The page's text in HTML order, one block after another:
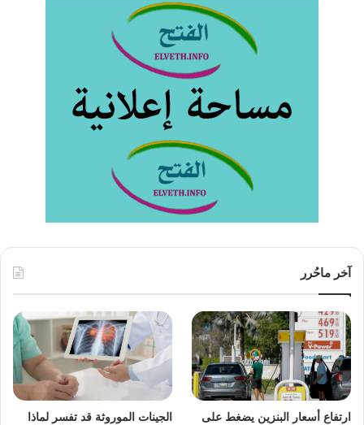
آخر ماحُرر
ارتفاع أسعار البنزين يضغط على
الجينات الموروثة قد تفسر لماذا